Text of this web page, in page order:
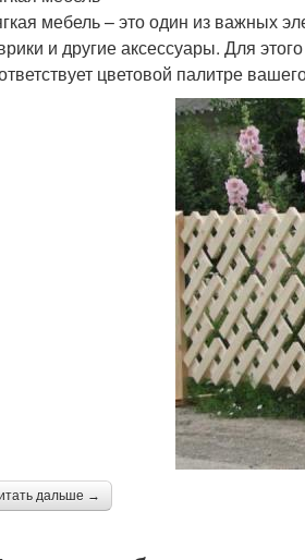
мебель – это один из важных
и другие аксессуары. Для
цветовой палитре
дальше →